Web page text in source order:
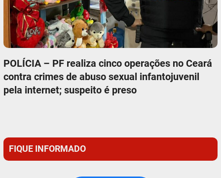
POLÍCIA – PF realiza cinco operações no Ceará
contra crimes de abuso sexual infantojuvenil
pela internet; suspeito é preso
FIQUE INFORMADO